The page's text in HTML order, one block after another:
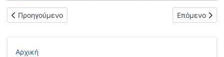
Αρχική
Προηγούμενο άρθρο: Συμπληρωματική ειδική πρόσκληση
Προηγούμενο Επόμενο
Επόμενο